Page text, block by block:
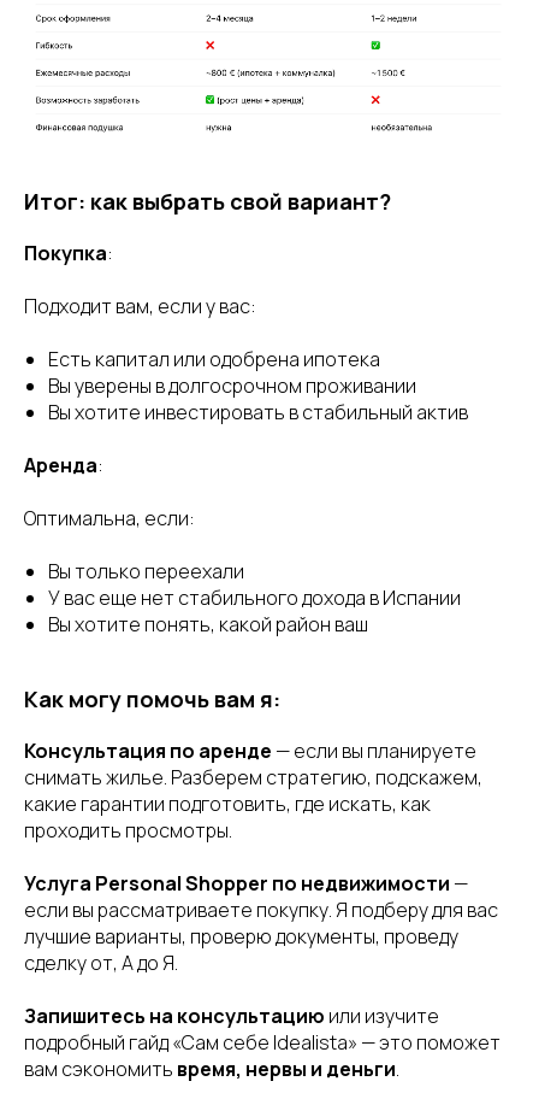
Итог: как выбрать свой вариант?
Покупка:
Подходит вам, если у вас:
Есть капитал или одобрена ипотека
Вы уверены в долгосрочном проживании
Вы хотите инвестировать в стабильный актив
Аренда:
Оптимальна, если:
Вы только переехали
У вас еще нет стабильного дохода в Испании
Вы хотите понять, какой район ваш
Как могу помочь вам я:
Консультация по аренде — если вы планируете
снимать жилье. Разберем стратегию, подскажем,
какие гарантии подготовить, где искать, как
проходить просмотры.
Услуга Personal Shopper по недвижимости —
если вы рассматриваете покупку. Я подберу для вас
лучшие варианты, проверю документы, проведу
сделку от, А до Я.
Запишитесь на консультацию или изучите
подробный гайд «Сам себе Idealista» — это поможет
вам сэкономить время, нервы и деньги.